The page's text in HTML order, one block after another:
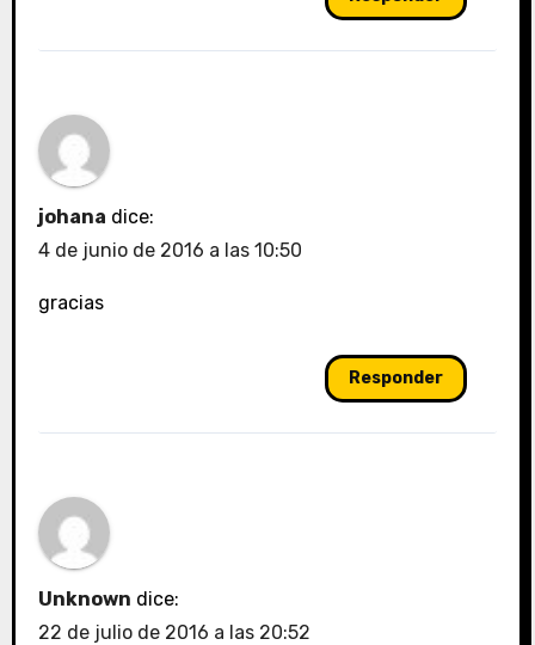
johana dice:
4 de junio de 2016 a las 10:50
gracias
Responder
Unknown dice:
22 de julio de 2016 a las 20:52